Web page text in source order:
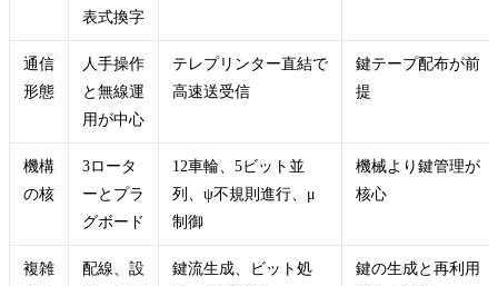
表式換字
通信
形態
人手操作
と無線運
用が中心
テレプリンター直結で
高速送受信
鍵テープ配布が前
提
機構
の核
3ロータ
ーとプラ
グボード
12車輪、5ビット並
列、ψ不規則進行、μ
制御
機械より鍵管理が
核心
複雑
配線、設
鍵流生成、ビット処
鍵の生成と再利用